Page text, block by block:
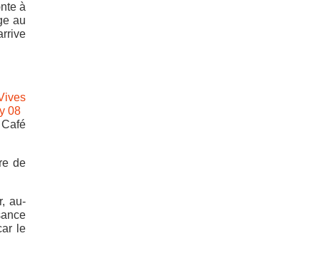
à
au
de
au-
le